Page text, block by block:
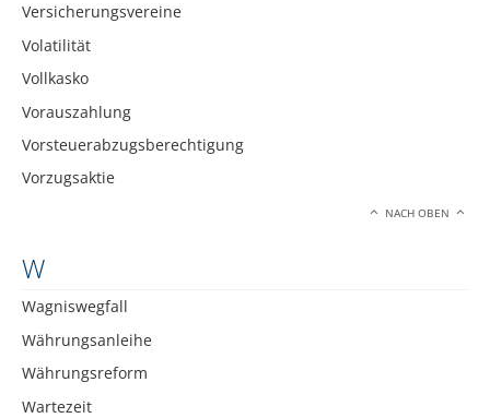
Versicherungsvereine
Volatilität
Vollkasko
Vorauszahlung
Vorsteuerabzugsberechtigung
Vorzugsaktie
NACH OBEN
W
Wagniswegfall
Währungsanleihe
Währungsreform
Wartezeit